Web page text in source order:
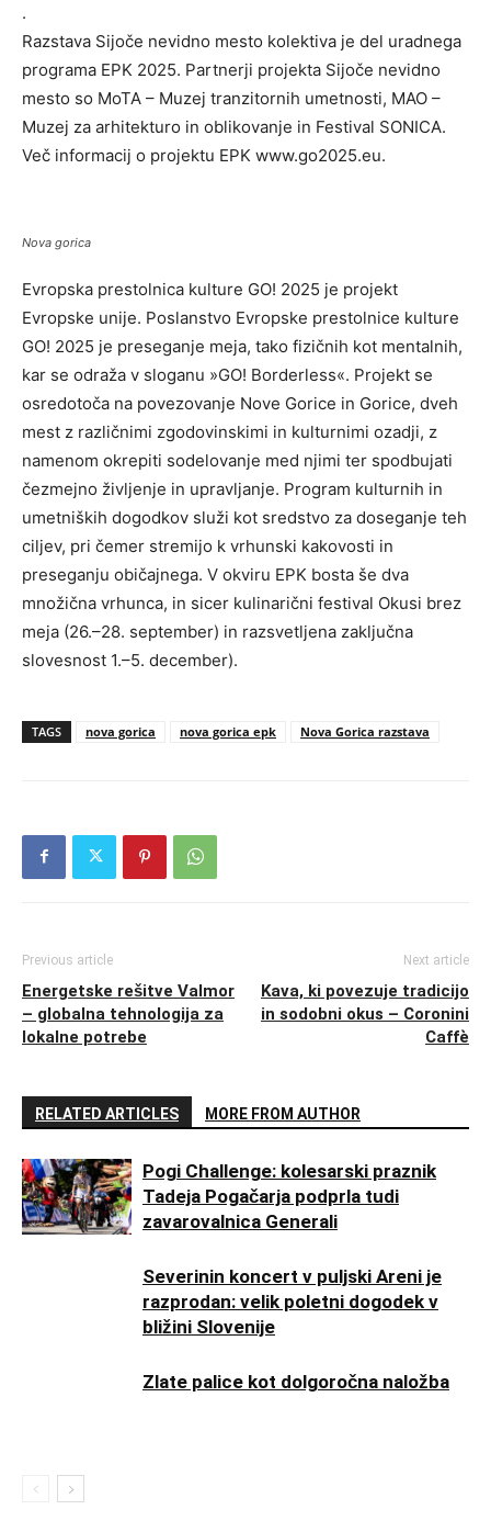
.
Razstava Sijoče nevidno mesto kolektiva je del uradnega
programa EPK 2025. Partnerji projekta Sijoče nevidno
mesto so MoTA – Muzej tranzitornih umetnosti, MAO –
Muzej za arhitekturo in oblikovanje in Festival SONICA.
Več informacij o projektu EPK www.go2025.eu.
Nova gorica
Evropska prestolnica kulture GO! 2025 je projekt
Evropske unije. Poslanstvo Evropske prestolnice kulture
GO! 2025 je preseganje meja, tako fizičnih kot mentalnih,
kar se odraža v sloganu »GO! Borderless«. Projekt se
osredotoča na povezovanje Nove Gorice in Gorice, dveh
mest z različnimi zgodovinskimi in kulturnimi ozadji, z
namenom okrepiti sodelovanje med njimi ter spodbujati
čezmejno življenje in upravljanje. Program kulturnih in
umetniških dogodkov služi kot sredstvo za doseganje teh
ciljev, pri čemer stremijo k vrhunski kakovosti in
preseganju običajnega. V okviru EPK bosta še dva
množična vrhunca, in sicer kulinarični festival Okusi brez
meja (26.–28. september) in razsvetljena zaključna
slovesnost 1.–5. december).
TAGS nova gorica nova gorica epk Nova Gorica razstava
Previous article
Energetske rešitve Valmor
– globalna tehnologija za
lokalne potrebe
Next article
Kava, ki povezuje tradicijo
in sodobni okus – Coronini
Caffè
RELATED ARTICLES MORE FROM AUTHOR
Pogi Challenge: kolesarski praznik
Tadeja Pogačarja podprla tudi
zavarovalnica Generali
Severinin koncert v puljski Areni je
razprodan: velik poletni dogodek v
bližini Slovenije
Zlate palice kot dolgoročna naložba